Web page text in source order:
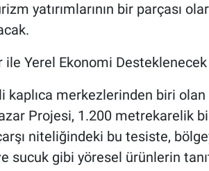
yatırımlarının bir parçası
ile Yerel Ekonomi Desteklenecek
kaplıca merkezlerinden biri
Projesi, 1.200 metrekarelik
niteliğindeki bu tesiste,
sucuk gibi yöresel ürünlerin